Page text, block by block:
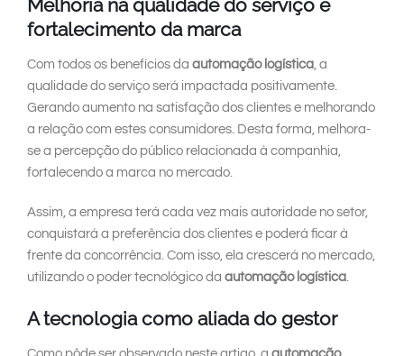
Melhoria na qualidade do serviço e
fortalecimento da marca
Com todos os benefícios da automação logística, a
qualidade do serviço será impactada positivamente.
Gerando aumento na satisfação dos clientes e melhorando
a relação com estes consumidores. Desta forma, melhora-
se a percepção do público relacionada à companhia,
fortalecendo a marca no mercado.
Assim, a empresa terá cada vez mais autoridade no setor,
conquistará a preferência dos clientes e poderá ficar à
frente da concorrência. Com isso, ela crescerá no mercado,
utilizando o poder tecnológico da automação logística.
A tecnologia como aliada do gestor